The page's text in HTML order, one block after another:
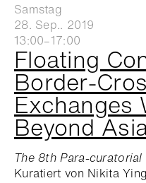
Samstag
28. Sep.. 2019
13:00–17:00
Floating
Border-
Exchanges
Beyond
The 8th Para-
Kuratiert von Nikita